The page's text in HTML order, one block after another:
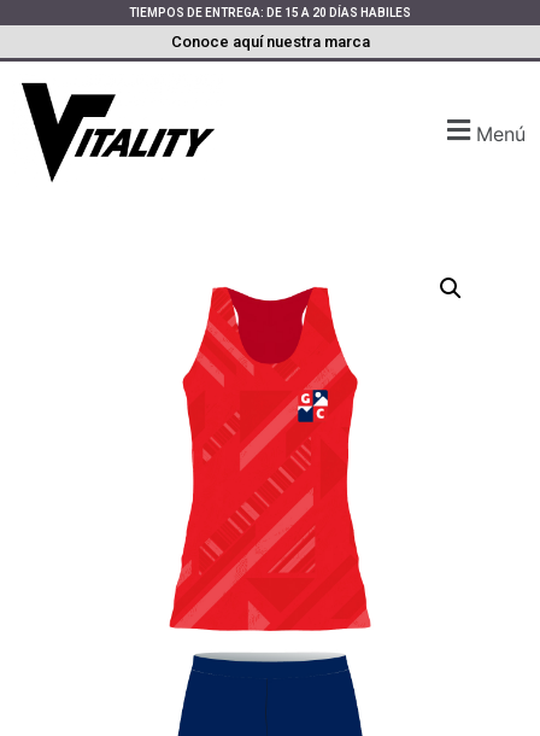
TIEMPOS DE ENTREGA: DE 15 A 20 DÍAS HABILES
Conoce aquí nuestra marca
Menú